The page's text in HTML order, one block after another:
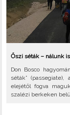
Őszi séták – nálunk is
Don Bosco
séták”
elejétől fogva
szalézi berkeken